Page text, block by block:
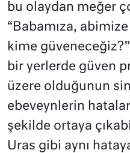
bu olaydan meğer
“Babamıza,
kime
bir yerlerde güven
üzere olduğunun
ebeveynlerin
şekilde ortaya
Uras gibi aynı